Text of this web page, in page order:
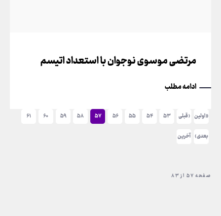
مرتضی موسوی نوجوان با استعداد اتیسم
ادامه مطلب
« اولین ‹ قبلی ۵۳ ۵۴ ۵۵ ۵۶ ۵۷ ۵۸ ۵۹ ۶۰ ۶۱
بعدی › آخرین
صفحه ۵۷ از ۸۳